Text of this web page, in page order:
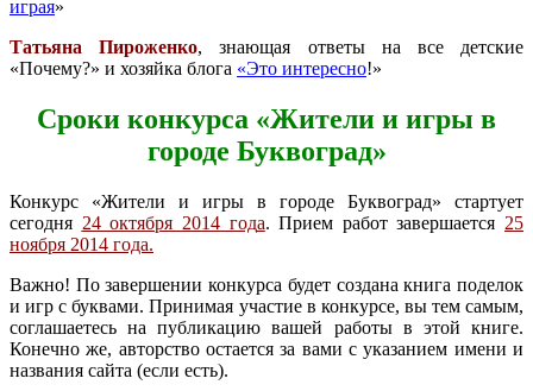
играя»
Татьяна Пироженко, знающая ответы на все детские
«Почему?» и хозяйка блога «Это интересно!»
Сроки конкурса «Жители и игры в
городе Буквоград»
Конкурс «Жители и игры в городе Буквоград» стартует
сегодня 24 октября 2014 года. Прием работ завершается 25
ноября 2014 года.
Важно! По завершении конкурса будет создана книга поделок
и игр с буквами. Принимая участие в конкурсе, вы тем самым,
соглашаетесь на публикацию вашей работы в этой книге.
Конечно же, авторство остается за вами с указанием имени и
названия сайта (если есть).